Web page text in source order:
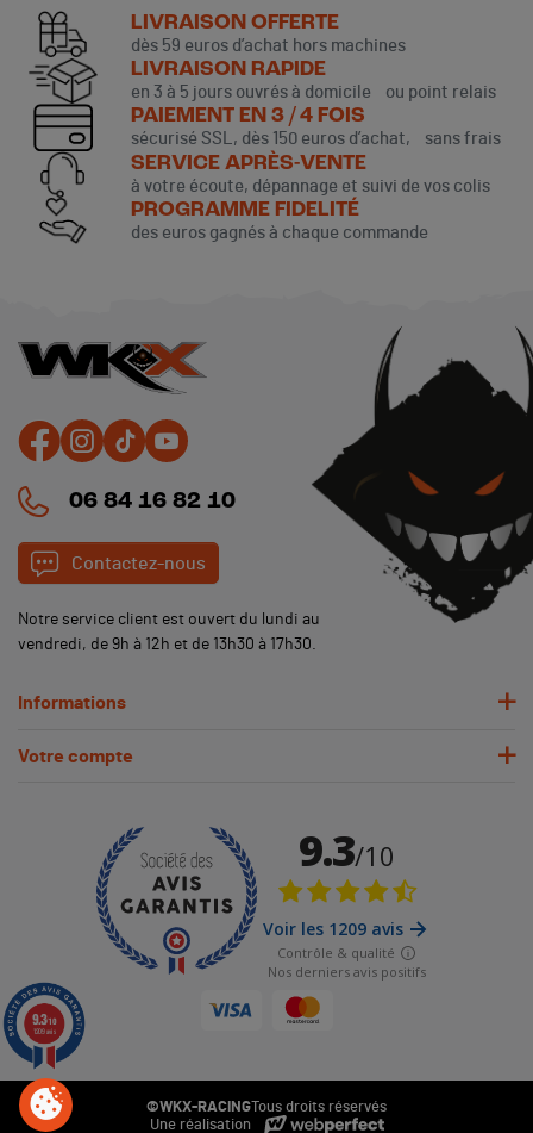
LIVRAISON OFFERTE
dès 59 euros d’achat hors machines
LIVRAISON RAPIDE
en 3 à 5 jours ouvrés à domicile ou point relais
PAIEMENT EN 3 / 4 FOIS
sécurisé SSL, dès 150 euros d’achat, sans frais
SERVICE APRÈS-VENTE
à votre écoute, dépannage et suivi de vos colis
PROGRAMME FIDELITÉ
des euros gagnés à chaque commande
06 84 16 82 10
Contactez-nous
Notre service client est ouvert du lundi au
vendredi, de 9h à 12h et de 13h30 à 17h30.
Informations
Votre compte
©WKX-RACING Tous droits réservés
Une réalisation
9.3/10
1209 avis